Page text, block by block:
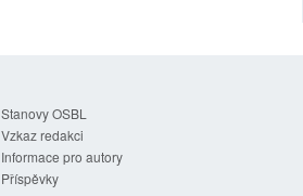
Stanovy OSBL
Vzkaz redakci
Informace pro autory
Příspěvky